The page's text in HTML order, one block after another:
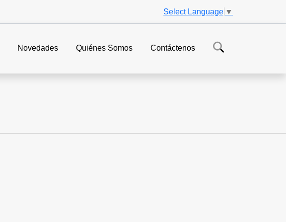
Select Language ▼
Novedades Quiénes Somos Contáctenos